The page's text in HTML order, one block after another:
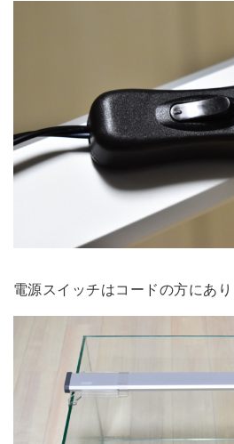
電源スイッチはコードの方にあり